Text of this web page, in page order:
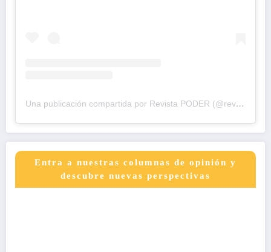
Una publicación compartida por Revista PODER (@revistapodercol)
Entra a nuestras columnas de opinión y
descubre nuevas perspectivas